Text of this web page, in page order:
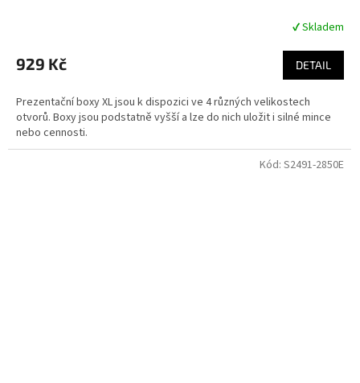
produktu
je
z
5
hvězdiček.
✔ Skladem
929 Kč DETAIL
Prezentační boxy XL jsou k dispozici ve 4 různých velikostech
otvorů. Boxy jsou podstatně vyšší a lze do nich uložit i silné mince
nebo cennosti.
Kód: S2491-2850E